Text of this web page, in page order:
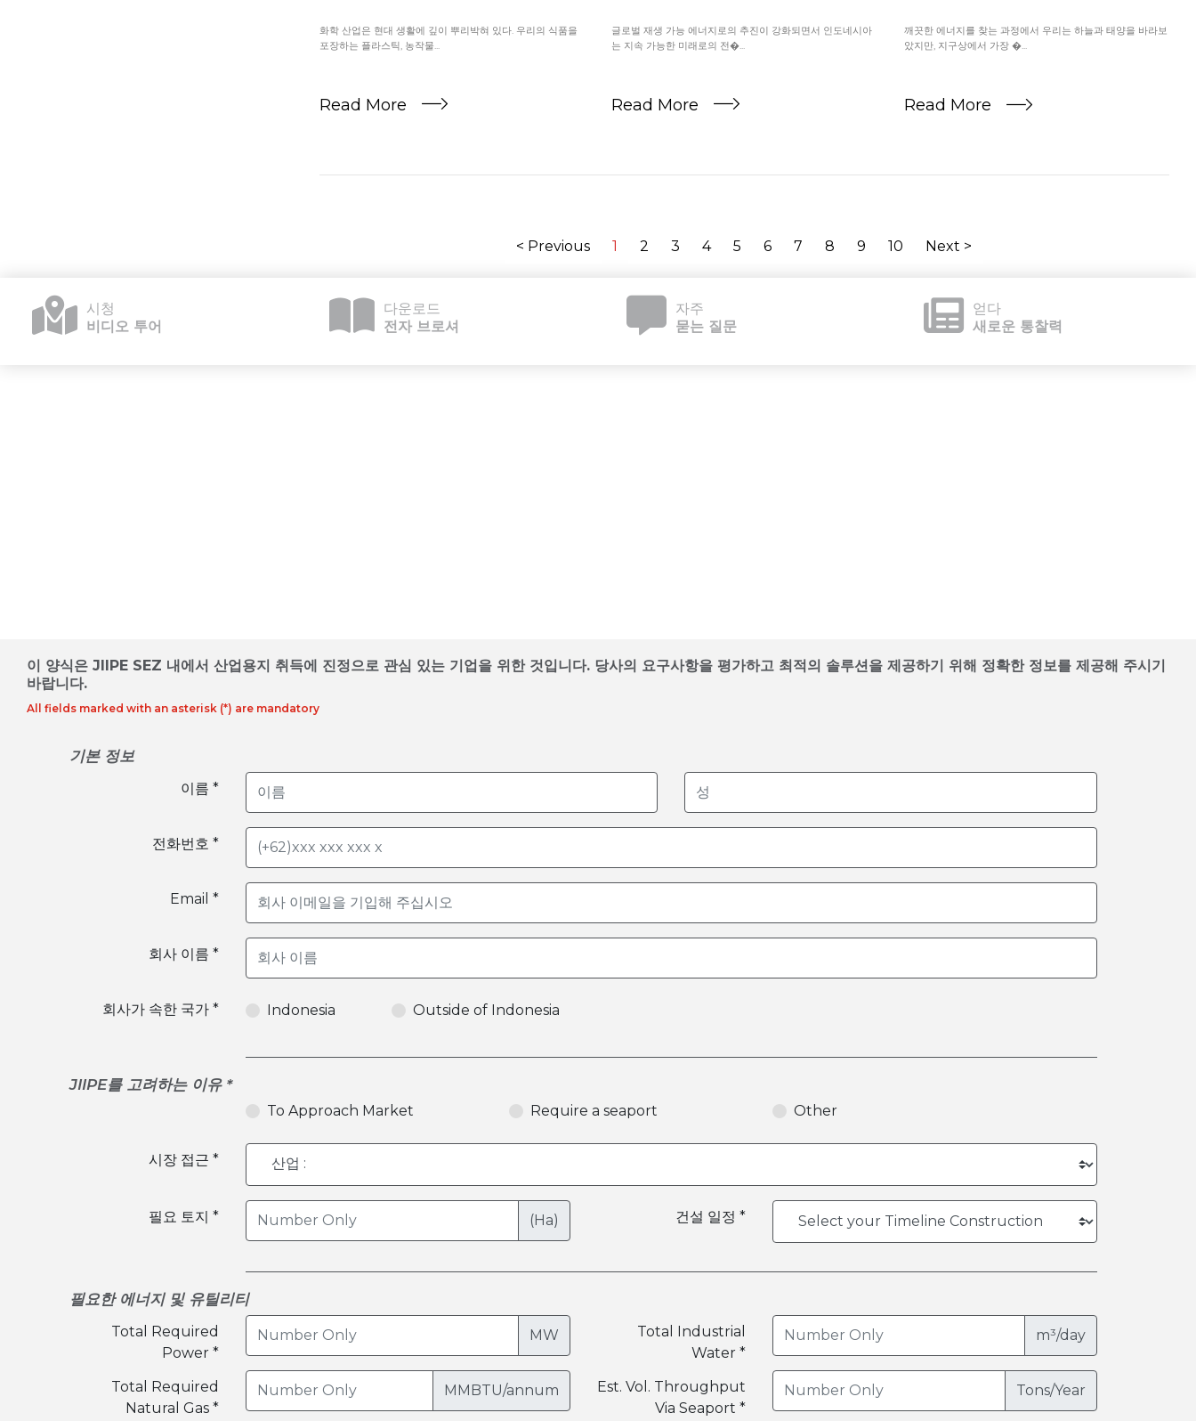
화학 산업은 현대 생활에 깊이 뿌리박혀 있다. 우리의 식품을
포장하는 플라스틱, 농작물...
Read More
글로벌 재생 가능 에너지로의 추진이 강화되면서 인도네시아
는 지속 가능한 미래로의 전�...
Read More
깨끗한 에너지를 찾는 과정에서 우리는 하늘과 태양을 바라보
았지만, 지구상에서 가장 �...
Read More
< Previous 1 2 3 4 5 6 7 8 9 10 Next >
시청
비디오 투어
다운로드
전자 브로셔
자주
묻는 질문
얻다
새로운 통찰력
이 양식은 JIIPE SEZ 내에서 산업용지 취득에 진정으로 관심 있는 기업을 위한 것입니다. 당사의 요구사항을 평가하고 최적의 솔루션을 제공하기 위해 정확한 정보를 제공해 주시기
바랍니다.
All fields marked with an asterisk (*) are mandatory
기본 정보
이름 *
전화번호 *
Email *
회사 이름 *
회사가 속한 국가 * Indonesia Outside of Indonesia
JIIPE를 고려하는 이유 *
To Approach Market Require a seaport Other
시장 접근 *
필요 토지 * (Ha) 건설 일정 *
필요한 에너지 및 유틸리티
Total Required
Power *
MW
Total Industrial
Water *
m³/day
Total Required
Natural Gas *
MMBTU/annum
Est. Vol. Throughput
Via Seaport *
Tons/Year